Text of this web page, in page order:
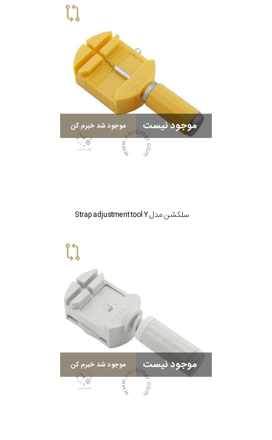
موجود نیست موجود شد خبرم کن
سلکشن مدل Strap adjustment tool Y
موجود نیست موجود شد خبرم کن